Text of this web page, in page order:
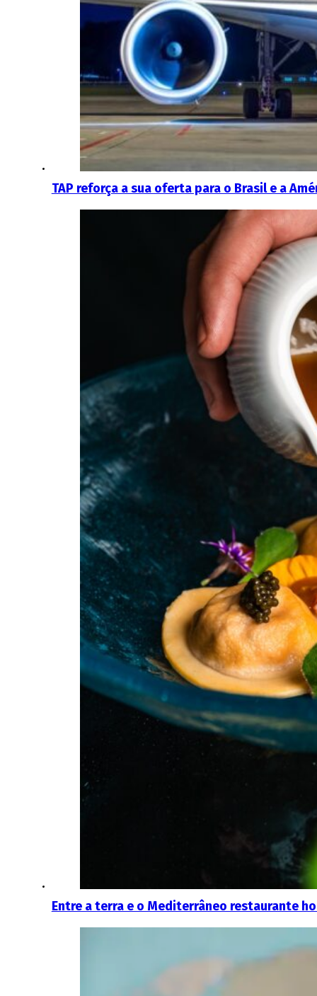
TAP reforça a sua oferta para o Brasil e a
Entre a terra e o Mediterrâneo restaurante